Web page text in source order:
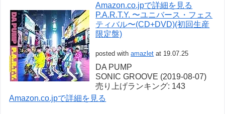
Amazon.co.jpで詳細を見る
P.A.R.T.Y. 〜ユニバース・フェス
ティバル〜(CD+DVD)(初回生産
限定盤)
posted withamazlet at 19.07.25
DA PUMP
SONIC GROOVE (2019-08-07)
売り上げランキング: 143
Amazon.co.jpで詳細を見る